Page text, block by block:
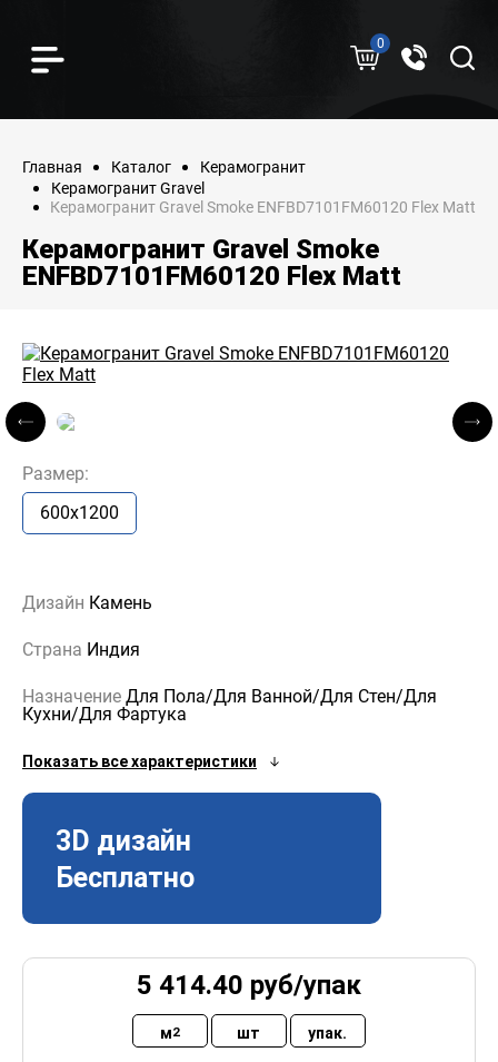
0
Главная Каталог
Керамогранит
Керамогранит Gravel
Керамогранит Gravel Smoke ENFBD7101FM60120 Flex Matt
Керамогранит Gravel Smoke
ENFBD7101FM60120 Flex Matt
Размер:
600x1200
Дизайн Камень
Страна Индия
Назначение Для Пола/Для Ванной/Для Стен/Для
Кухни/Для Фартука
Показать все характеристики
3D дизайн
Бесплатно
5 414.40 руб/упак
м2 шт упак.